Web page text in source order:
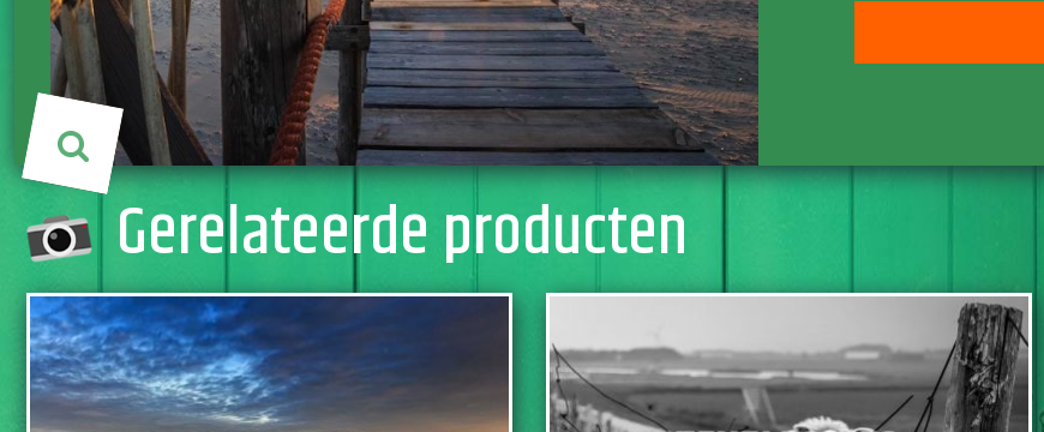
Gerelateerde producten